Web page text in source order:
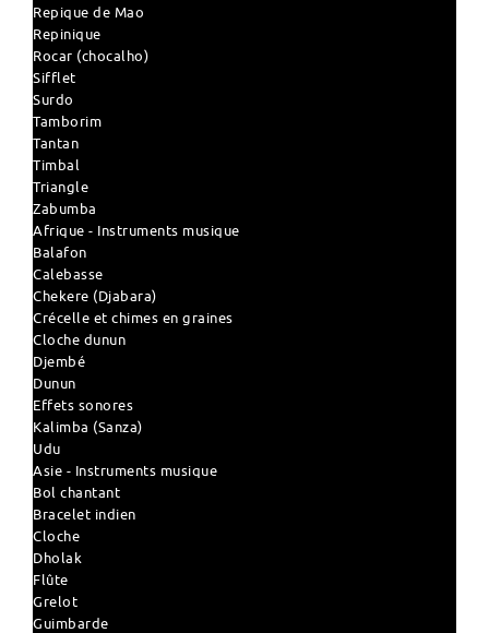
Repique de Mao
Repinique
Rocar (chocalho)
Sifflet
Surdo
Tamborim
Tantan
Timbal
Triangle
Zabumba
Afrique - Instruments musique
Balafon
Calebasse
Chekere (Djabara)
Crécelle et chimes en graines
Cloche dunun
Djembé
Dunun
Effets sonores
Kalimba (Sanza)
Udu
Asie - Instruments musique
Bol chantant
Bracelet indien
Cloche
Dholak
Flûte
Grelot
Guimbarde